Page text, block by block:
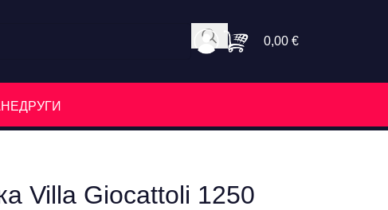
0,00 €
ДРУГИ
Villa Giocattoli 1250